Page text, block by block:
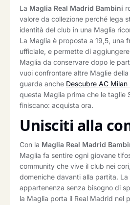
La Maglia Real Madrid Bambini
valore da collezione perché lega
identità del club in una Maglia
La Maglia è proposta a 19,5, una
ufficiale, e permette di
Maglia da conservare dopo le
vuoi confrontare altre Maglie
guarda anche Descubre AC Milan
questa Maglia prima che le taglie
finiscano: acquista ora.
Unisciti alla
Con la Maglia Real Madrid
Maglia fa sentire ogni giovane
community che vive il club nei
domeniche davanti alla partita.
appartenenza senza bisogno di
la Maglia porta il Real Madrid nel